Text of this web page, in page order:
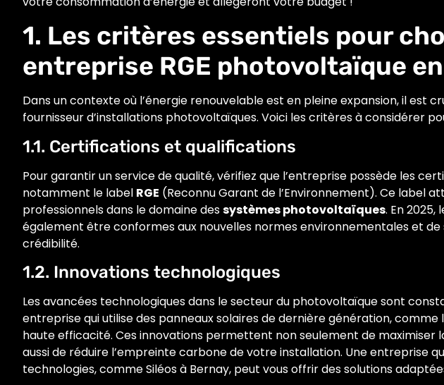
1. Les critères essentiels pour
entreprise RGE photovoltaïque
Dans un contexte où l’énergie renouvelable est en pleine expansion, il est
fournisseur d’installations photovoltaïques. Voici les critères à considérer
1.1. Certifications et qualifications
Pour garantir un service de qualité, vérifiez que l’entreprise possède les
notamment le label RGE (Reconnu Garant de l’Environnement). Ce label
professionnels dans le domaine dessystèmes photovoltaïques. En
également être conformes aux nouvelles normes environnementales et
crédibilité.
1.2. Innovations technologiques
Les avancées technologiques dans le secteur du photovoltaïque sont
entreprise qui utilise des panneaux solaires de dernière génération, comme
haute efficacité. Ces innovations permettent non seulement de maximiser
aussi de réduire l’empreinte carbone de votre installation. Une entreprise
technologies, comme Siléos à Bernay, peut vous offrir des solutions